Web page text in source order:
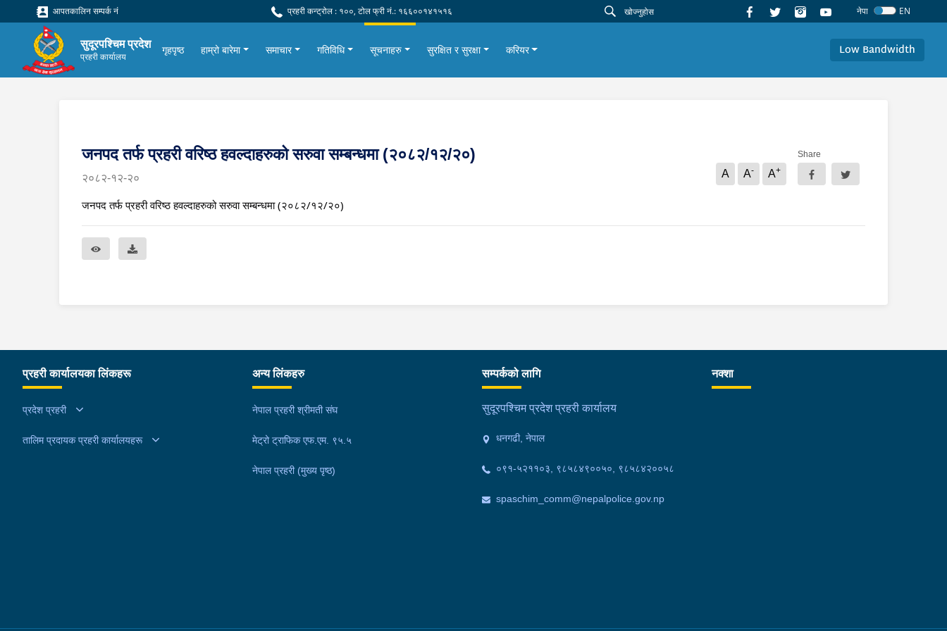
आपतकालिन सम्पर्क नं प्रहरी कन्ट्रोल : १००, टोल फ्री नं.: १६६००१४१५१६ नेपा EN
सुदूरपश्चिम प्रदेश
प्रहरी कार्यालय
गृहपृष्ठ हाम्रो बारेमा समाचार गतिविधि सूचनाहरु सुरक्षित र सुरक्षा करियर Low Bandwidth
जनपद तर्फ प्रहरी वरिष्ठ हवल्दाहरुको सरुवा सम्बन्धमा (२०८२/१२/२०)
२०८२-१२-२० A A- A+
Share
जनपद तर्फ प्रहरी वरिष्ठ हवल्दाहरुको सरुवा सम्बन्धमा (२०८२/१२/२०)
प्रहरी कार्यालयका लिंकहरू
प्रदेश प्रहरी
तालिम प्रदायक प्रहरी कार्यालयहरू
अन्य लिंकहरु
नेपाल प्रहरी श्रीमती संघ
मेट्रो ट्राफिक एफ.एम. ९५.५
नेपाल प्रहरी (मुख्य पृष्ठ)
सम्पर्कको लागि
सुदूरपश्चिम प्रदेश प्रहरी कार्यालय
धनगढी, नेपाल
०९१-५२११०३, ९८५८४९००५०, ९८५८४२००५८
spaschim_comm@nepalpolice.gov.np
नक्शा